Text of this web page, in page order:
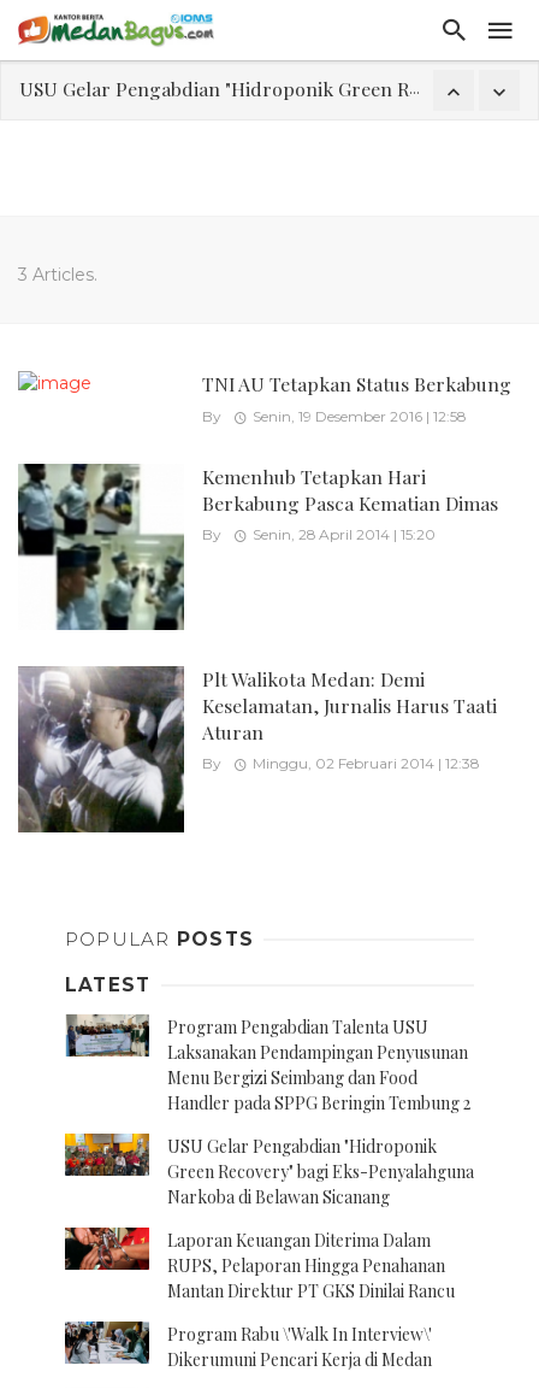
USU Gelar Pengabdian "Hidroponik Green Recovery" bagi Eks-Penyalahguna Narkoba di Belawan Sicanang
3 Articles.
TNI AU Tetapkan Status Berkabung
By Senin, 19 Desember 2016 | 12:58
Kemenhub Tetapkan Hari
Berkabung Pasca Kematian Dimas
By Senin, 28 April 2014 | 15:20
Plt Walikota Medan: Demi
Keselamatan, Jurnalis Harus Taati
Aturan
By Minggu, 02 Februari 2014 | 12:38
POPULAR POSTS
LATEST
Program Pengabdian Talenta USU
Laksanakan Pendampingan Penyusunan
Menu Bergizi Seimbang dan Food
Handler pada SPPG Beringin Tembung 2
USU Gelar Pengabdian "Hidroponik
Green Recovery" bagi Eks-Penyalahguna
Narkoba di Belawan Sicanang
Laporan Keuangan Diterima Dalam
RUPS, Pelaporan Hingga Penahanan
Mantan Direktur PT GKS Dinilai Rancu
Program Rabu \'Walk In Interview\'
Dikerumuni Pencari Kerja di Medan